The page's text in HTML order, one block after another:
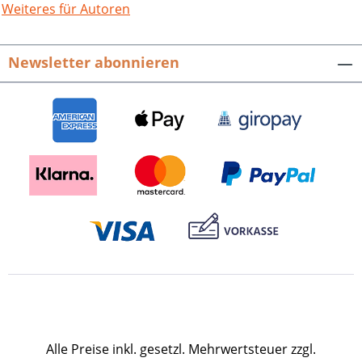
Weiteres für Autoren
Newsletter abonnieren
Alle Preise inkl. gesetzl. Mehrwertsteuer zzgl.